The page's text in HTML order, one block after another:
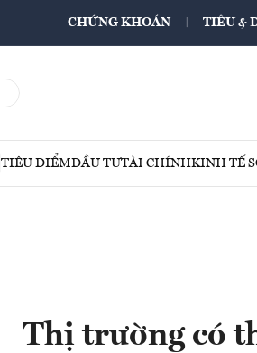
CHỨNG KHOÁN TIÊU &
TIÊU ĐIỂMĐẦU TƯTÀI CHÍNHKINH TẾ
Thị trường có